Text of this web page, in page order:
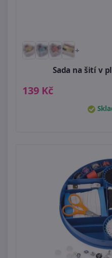
+
Sada na šití v
139 Kč